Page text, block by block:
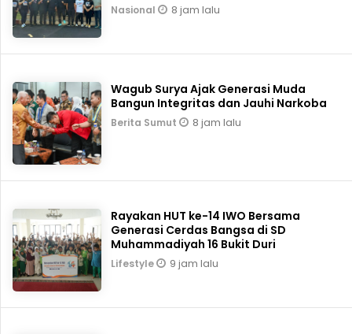
Nasional 8 jam lalu
Wagub Surya Ajak Generasi Muda
Bangun Integritas dan Jauhi Narkoba
Berita Sumut 8 jam lalu
Rayakan HUT ke-14 IWO Bersama
Generasi Cerdas Bangsa di SD
Muhammadiyah 16 Bukit Duri
Lifestyle 9 jam lalu